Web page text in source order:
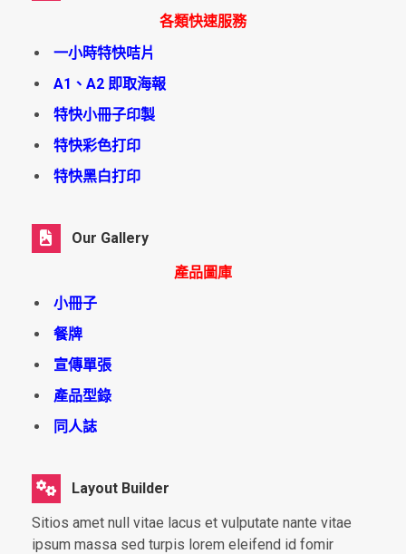
各類快速服務
一小時特快咭片
A1、A2 即取海報
特快小冊子印製
特快彩色打印
特快黑白打印
Our Gallery
產品圖庫
小冊子
餐牌
宣傳單張
產品型錄
同人誌
Layout Builder
Sitios amet null vitae lacus et vulputate nante vitae
ipsum massa sed turpis lorem eleifend id fomir